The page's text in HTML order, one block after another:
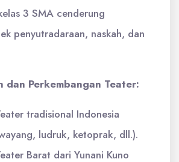
3 SMA cenderung
penyutradaraan, naskah, dan
dan Perkembangan Teater:
tradisional Indonesia
ludruk, ketoprak, dll.).
Barat dari Yunani Kuno